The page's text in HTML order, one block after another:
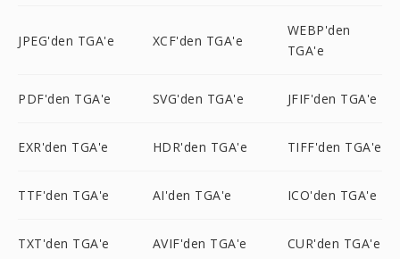
JPEG'den TGA'e XCF'den TGA'e
WEBP'den
TGA'e
PDF'den TGA'e SVG'den TGA'e JFIF'den TGA'e
EXR'den TGA'e HDR'den TGA'e TIFF'den TGA'e
TTF'den TGA'e AI'den TGA'e ICO'den TGA'e
TXT'den TGA'e AVIF'den TGA'e CUR'den TGA'e